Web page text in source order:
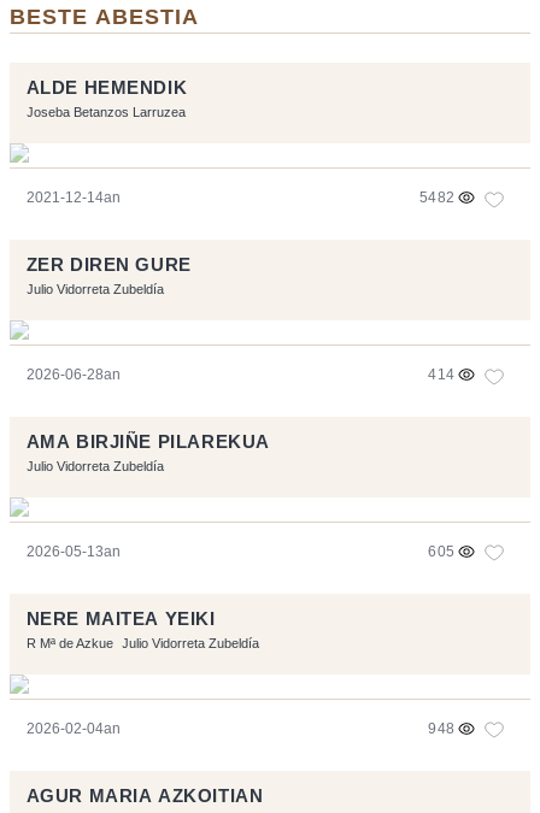
BESTE ABESTIA
ALDE HEMENDIK
Joseba Betanzos Larruzea
2021-12-14an 5482
ZER DIREN GURE
Julio Vidorreta Zubeldía
2026-06-28an 414
AMA BIRJIÑE PILAREKUA
Julio Vidorreta Zubeldía
2026-05-13an 605
NERE MAITEA YEIKI
R Mª de Azkue Julio Vidorreta Zubeldía
2026-02-04an 948
AGUR MARIA AZKOITIAN